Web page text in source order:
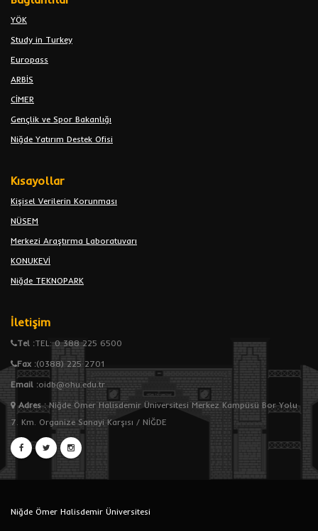
YÖK
Study in Turkey
Europass
ARBİS
CİMER
Gençlik ve Spor Bakanlığı
Niğde Yatırım Destek Ofisi
Kısayollar
Kişisel Verilerin Korunması
NÜSEM
Merkezi Araştırma Laboratuvarı
KONUKEVİ
Niğde TEKNOPARK
İletişim
Tel :TEL: 0 388 225 6500
Fax :(0388) 225 2701
Email :oidb@ohu.edu.tr
Adres:Niğde Ömer Halisdemir Üniversitesi Merkez Kampüsü Bor Yolu
7. Km. Organize Sanayi Karşısı / NİĞDE
Niğde Ömer Halisdemir Üniversitesi